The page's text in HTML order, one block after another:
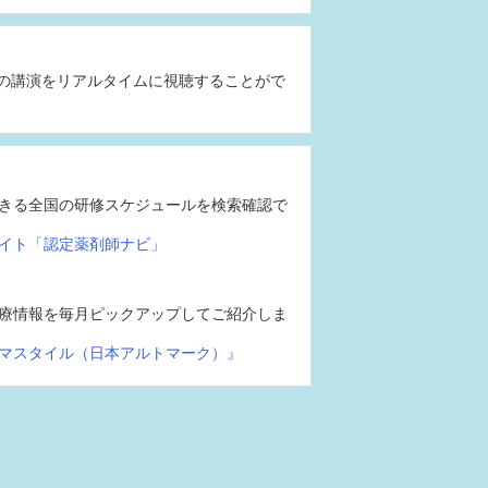
講演をリアルタイムに視聴することがで
る全国の研修スケジュールを検索確認で
ト「認定薬剤師ナビ」
情報を毎月ピックアップしてご紹介しま
スタイル（日本アルトマーク）』